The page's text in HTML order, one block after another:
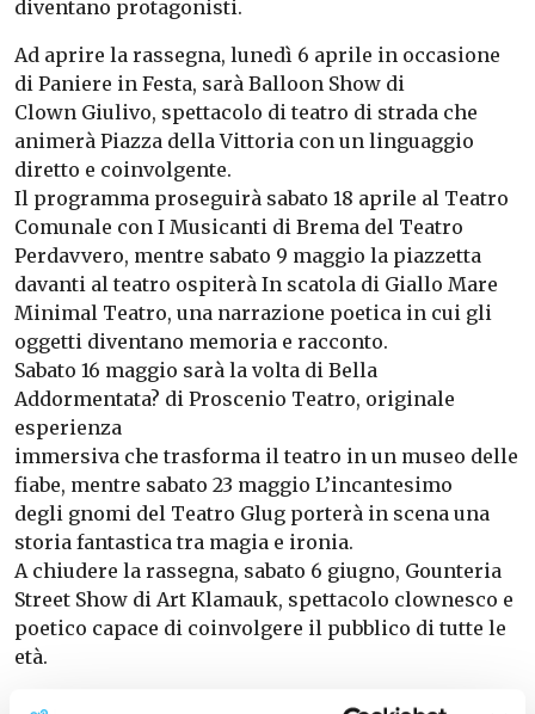
diventano protagonisti.
Ad aprire la rassegna, lunedì 6 aprile in occasione
di Paniere in Festa, sarà Balloon Show di
Clown Giulivo, spettacolo di teatro di strada che
animerà Piazza della Vittoria con un linguaggio
diretto e coinvolgente.
Il programma proseguirà sabato 18 aprile al Teatro
Comunale con I Musicanti di Brema del Teatro
Perdavvero, mentre sabato 9 maggio la piazzetta
davanti al teatro ospiterà In scatola di Giallo Mare
Minimal Teatro, una narrazione poetica in cui gli
oggetti diventano memoria e racconto.
Sabato 16 maggio sarà la volta di Bella
Addormentata? di Proscenio Teatro, originale
esperienza
immersiva che trasforma il teatro in un museo delle
fiabe, mentre sabato 23 maggio L’incantesimo
degli gnomi del Teatro Glug porterà in scena una
storia fantastica tra magia e ironia.
A chiudere la rassegna, sabato 6 giugno, Gounteria
Street Show di Art Klamauk, spettacolo clownesco e
poetico capace di coinvolgere il pubblico di tutte le
età.